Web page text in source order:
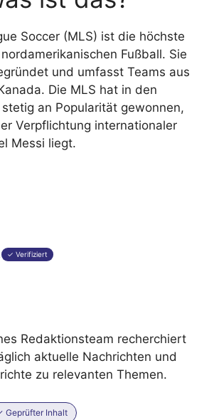
Soccer (MLS) ist die höchste
Fußball. Sie
und umfasst Teams aus
Die MLS hat in den
an Popularität gewonnen,
Verpflichtung internationaler
Messi liegt.
✓ Verifiziert
Redaktionsteam recherchiert
aktuelle Nachrichten und
zu relevanten Themen.
Geprüfter Inhalt